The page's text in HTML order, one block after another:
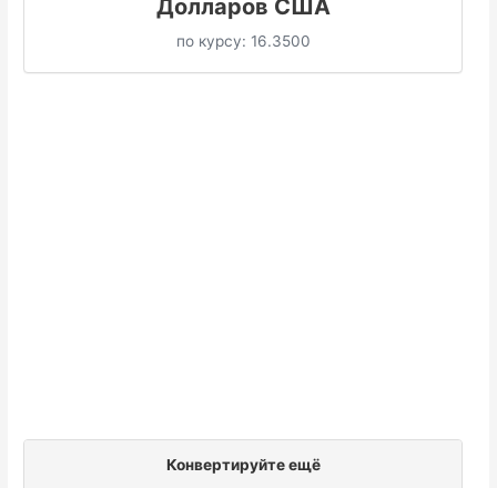
Долларов США
по курсу: 16.3500
Конвертируйте ещё